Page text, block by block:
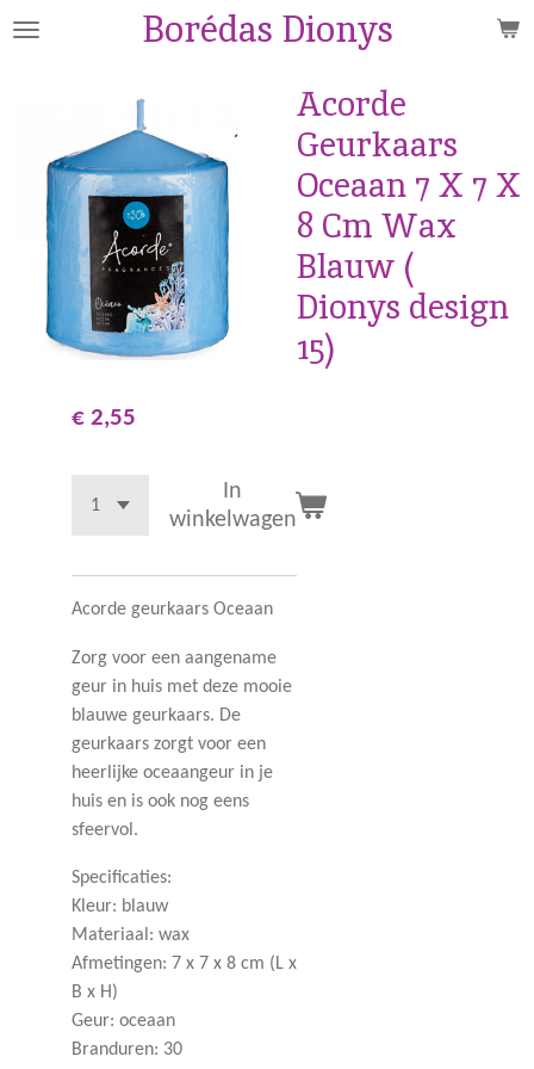
Ga
hoofdinhoud
Borédas Dionys
Acorde
Geurkaars
Oceaan 7 X 7 X
8 Cm Wax
Blauw (
Dionys design
15)
€ 2,55
In
winkelwagen
Acorde geurkaars Oceaan
Zorg voor een aangename
geur in huis met deze mooie
blauwe geurkaars. De
geurkaars zorgt voor een
heerlijke oceaangeur in je
huis en is ook nog eens
sfeervol.
Specificaties:
Kleur: blauw
Materiaal: wax
Afmetingen: 7 x 7 x 8 cm (L x
B x H)
Geur: oceaan
Branduren: 30